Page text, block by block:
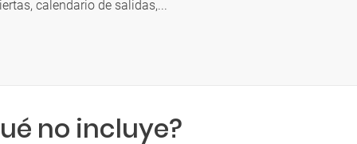
calendario de salidas,...
no incluye?